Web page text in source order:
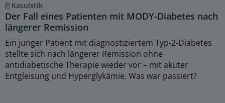
Kasuistik
Der Fall eines Patienten mit MODY-Diabetes nach
längerer Remission
Ein junger Patient mit diagnostiziertem Typ-2-Diabetes
stellte sich nach längerer Remission ohne
antidiabetische Therapie wieder vor – mit akuter
Entgleisung und Hyperglykämie. Was war passiert?